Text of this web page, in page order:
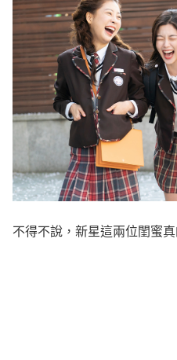
不得不說，新星這兩位閨蜜